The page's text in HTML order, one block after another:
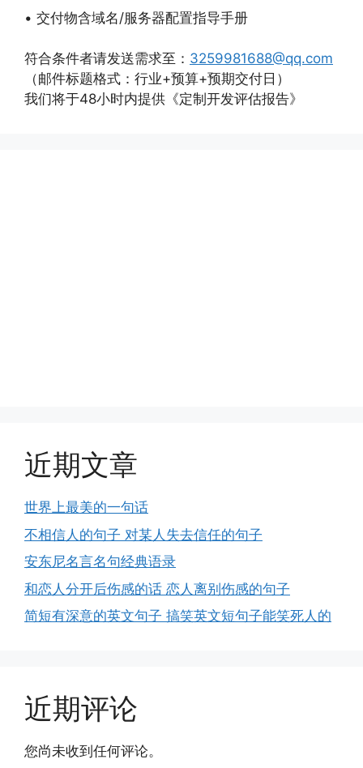
• 交付物含域名/服务器配置指导手册
符合条件者请发送需求至： 3259981688@qq.com
（邮件标题格式：行业+预算+预期交付日）
我们将于48小时内提供《定制开发评估报告》
近期文章
世界上最美的一句话
不相信人的句子 对某人失去信任的句子
安东尼名言名句经典语录
和恋人分开后伤感的话 恋人离别伤感的句子
简短有深意的英文句子 搞笑英文短句子能笑死人的
近期评论
您尚未收到任何评论。